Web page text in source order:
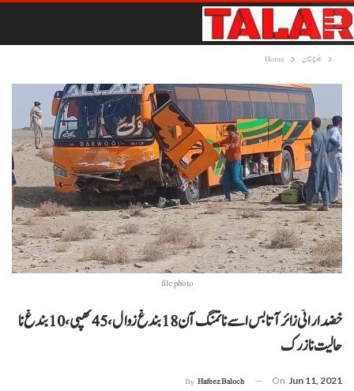
Home بلوچستان
file photo
خضدار اٹی زائر آتا بس اسے نا تمنگ آن 18بندغ زوال، 45ٹھپی، 10بندغ نا
حالیت نازرک
By Hafeez Baloch On Jun 11, 2021